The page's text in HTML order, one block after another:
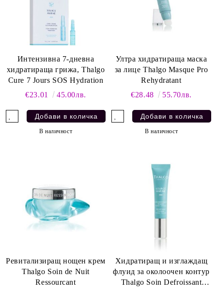
Интензивна 7-дневна
хидратираща грижа, Thalgo
Cure 7 Jours SOS Hydration
€23.01
45.00лв.
В наличност
Ултра хидратираща маска
за лице Thalgo Masque Pro
Rehydratant
€28.48
55.70лв.
В наличност
Ревитализиращ нощен крем
Thalgo Soin de Nuit
Ressourcant
Хидратиращ и изглаждащ
флуид за околоочен контур
Thalgo Soin Defroissant